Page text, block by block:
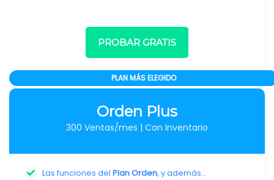
PROBAR GRATIS
PLAN MÁS ELEGIDO
Orden Plus
300 Ventas/mes | Con Inventario
Las funciones del Plan Orden, y además...